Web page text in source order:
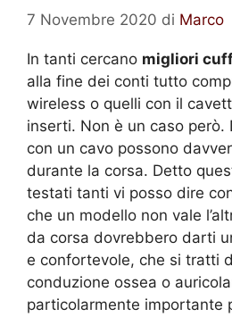
7 Novembre 2020 di Marco
In tanti cercano migliori
alla fine dei conti tutto
wireless o quelli con il
inserti. Non è un caso
con un cavo possono
durante la corsa. Detto
testati tanti vi posso dire
che un modello non vale
da corsa dovrebbero darti
e confortevole, che si tratti
conduzione ossea o
particolarmente importante